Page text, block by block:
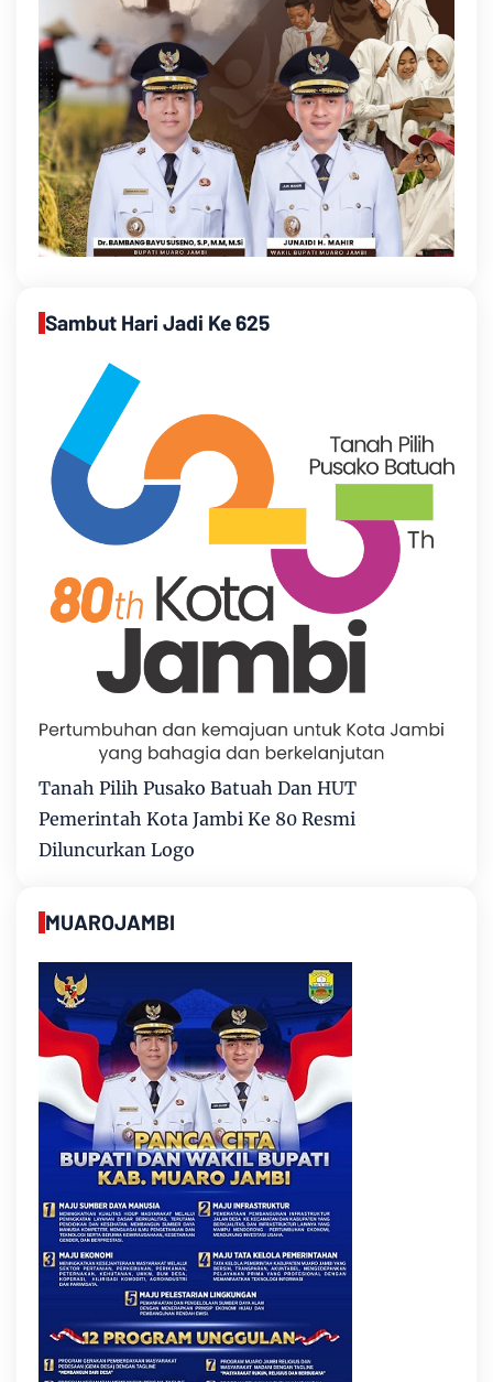
Sambut Hari Jadi Ke 625
Tanah Pilih Pusako Batuah Dan HUT
Pemerintah Kota Jambi Ke 80 Resmi
Diluncurkan Logo
MUAROJAMBI